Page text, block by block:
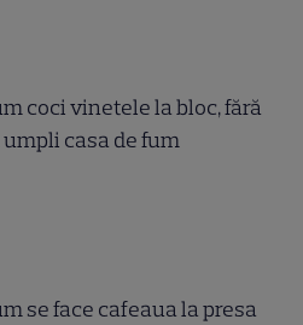
coci vinetele la bloc, fără
umpli casa de fum
se face cafeaua la presa